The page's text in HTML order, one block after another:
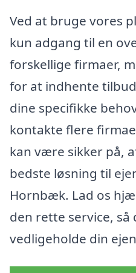
Ved at bruge vores
kun adgang til en
forskellige firmaer,
for at indhente
dine specifikke
kontakte flere
kan være sikker på,
bedste løsning til
Hornbæk. Lad os
den rette service, så
vedligeholde din